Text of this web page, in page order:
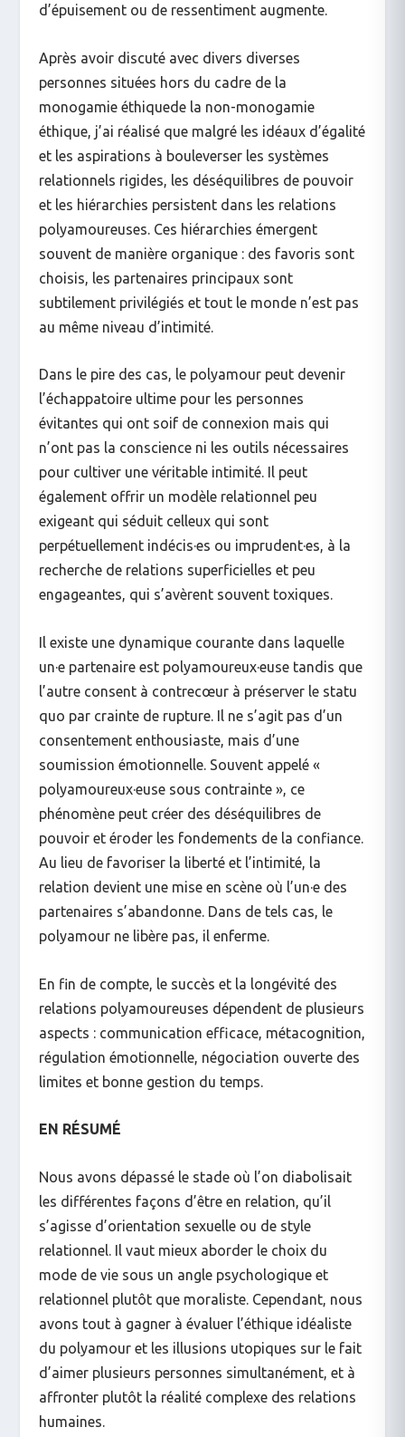
d’épuisement ou de ressentiment augmente.
Après avoir discuté avec divers diverses
personnes situées hors du cadre de la
monogamie éthiquede la non-monogamie
éthique, j’ai réalisé que malgré les idéaux d’égalité
et les aspirations à bouleverser les systèmes
relationnels rigides, les déséquilibres de pouvoir
et les hiérarchies persistent dans les relations
polyamoureuses. Ces hiérarchies émergent
souvent de manière organique : des favoris sont
choisis, les partenaires principaux sont
subtilement privilégiés et tout le monde n’est pas
au même niveau d’intimité.
Dans le pire des cas, le polyamour peut devenir
l’échappatoire ultime pour les personnes
évitantes qui ont soif de connexion mais qui
n’ont pas la conscience ni les outils nécessaires
pour cultiver une véritable intimité. Il peut
également offrir un modèle relationnel peu
exigeant qui séduit celleux qui sont
perpétuellement indécis·es ou imprudent·es, à la
recherche de relations superficielles et peu
engageantes, qui s’avèrent souvent toxiques.
Il existe une dynamique courante dans laquelle
un·e partenaire est polyamoureux·euse tandis que
l’autre consent à contrecœur à préserver le statu
quo par crainte de rupture. Il ne s’agit pas d’un
consentement enthousiaste, mais d’une
soumission émotionnelle. Souvent appelé «
polyamoureux·euse sous contrainte », ce
phénomène peut créer des déséquilibres de
pouvoir et éroder les fondements de la confiance.
Au lieu de favoriser la liberté et l’intimité, la
relation devient une mise en scène où l’un·e des
partenaires s’abandonne. Dans de tels cas, le
polyamour ne libère pas, il enferme.
En fin de compte, le succès et la longévité des
relations polyamoureuses dépendent de plusieurs
aspects : communication efficace, métacognition,
régulation émotionnelle, négociation ouverte des
limites et bonne gestion du temps.
EN RÉSUMÉ
Nous avons dépassé le stade où l’on diabolisait
les différentes façons d’être en relation, qu’il
s’agisse d’orientation sexuelle ou de style
relationnel. Il vaut mieux aborder le choix du
mode de vie sous un angle psychologique et
relationnel plutôt que moraliste. Cependant, nous
avons tout à gagner à évaluer l’éthique idéaliste
du polyamour et les illusions utopiques sur le fait
d’aimer plusieurs personnes simultanément, et à
affronter plutôt la réalité complexe des relations
humaines.